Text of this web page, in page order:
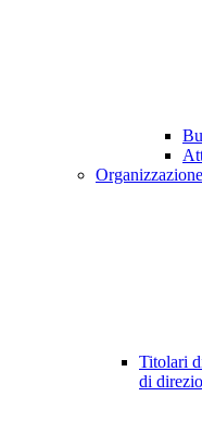
Organizzazione
Titolari
di